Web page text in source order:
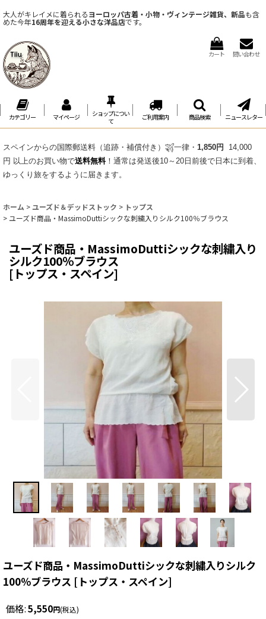
大人がキレイメに着られるヨーロッパ古着・小物・ヴィンテージ雑貨、新品も含
めた今年16周年を迎える小さな洋品店です。
カート 問い合わせ
カテゴリー マイページ
ショップについ
て
ご利用案内 商品検索 ニュースレター
スペインからの国際郵送料（追跡・補償付き） 一律・ 1,850円 14,000
円 以上のお買い物で送料無料！通常は発送後10～20日前後で日本に到着、
ゆっくり旅をするように届きます。
ホーム >ユーズド＆デッドストック > トップス
> ユーズド商品・MassimoDuttiシックな刺繍入りシルク100％ブラウス
ユーズド商品・MassimoDuttiシックな刺繍入り
シルク100％ブラウス
[ トップス・スペイン]
ユーズド商品・MassimoDuttiシックな刺繍入りシルク
100％ブラウス [ トップス・スペイン]
価格:5,550円(税込)